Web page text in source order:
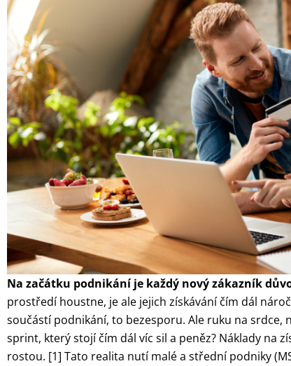
Na začátku podnikání je každý nový zákazník
prostředí houstne, je ale jejich získávání čím dál
součástí podnikání, to bezesporu. Ale ruku na srdce,
sprint, který stojí čím dál víc sil a peněz? Náklady na
rostou. [1] Tato realita nutí malé a střední podniky